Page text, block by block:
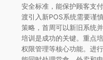
安全标准，能保护顾客支
渡引入新POS系统需要谨
策略，首周可以新旧系统
培训是成功的关键。重点
权限管理等核心功能。进